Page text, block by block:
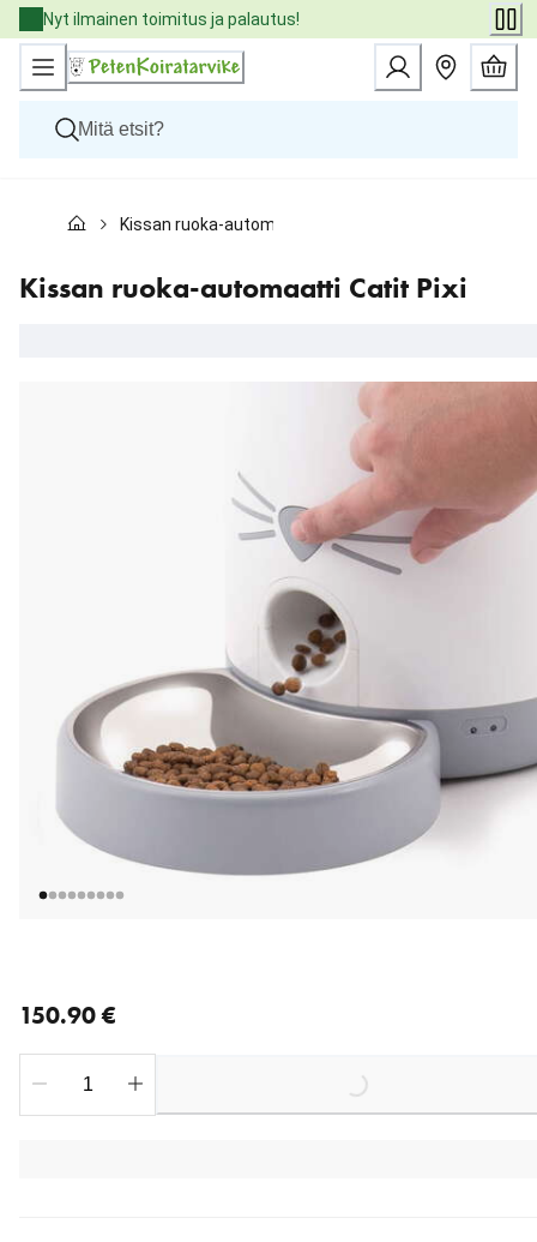
Skip
to
Content
Nyt ilmainen toimitus ja palautus!
Kissat
Eläinlääkäriruoat
Tuotemerkit
Kissan ruoka-automaatti Catit Pixi
Kissan ruoka-automaatti Catit Pixi
150.90 €